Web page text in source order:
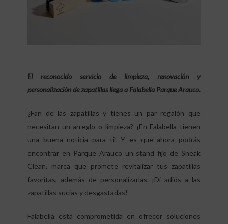
El reconocido servicio de limpieza, renovación y
personalización de zapatillas llega a Falabella Parque Arauco.
¿Fan de las zapatillas y tienes un par regalón que
necesitan un arreglo o limpieza? ¡En Falabella tienen
una buena noticia para ti! Y es que ahora podrás
encontrar en Parque Arauco un stand fijo de Sneak
Clean, marca que promete revitalizar tus zapatillas
favoritas, además de personalizarlas. ¡Di adiós a las
zapatillas sucias y desgastadas!
Falabella está comprometida en ofrecer soluciones